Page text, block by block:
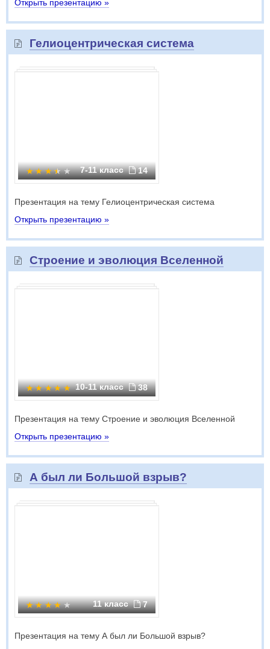
Открыть презентацию »
Гелиоцентрическая система
7-11 класс 14
Презентация на тему Гелиоцентрическая система
Открыть презентацию »
Строение и эволюция Вселенной
10-11 класс 38
Презентация на тему Строение и эволюция Вселенной
Открыть презентацию »
А был ли Большой взрыв?
11 класс 7
Презентация на тему А был ли Большой взрыв?